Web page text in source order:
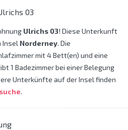
03
Ulrichs 03! Diese Unterkunft
Insel Norderney. Die
mit 4 Bett(en) und eine
1 Badezimmer bei einer Belegung
Unterkünfte auf der Insel finden
.